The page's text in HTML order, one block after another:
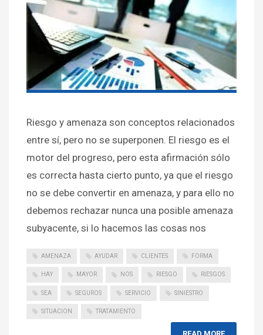
Riesgo y amenaza son conceptos relacionados
entre sí, pero no se superponen. El riesgo es el
motor del progreso, pero esta afirmación sólo
es correcta hasta cierto punto, ya que el riesgo
no se debe convertir en amenaza, y para ello no
debemos rechazar nunca una posible amenaza
subyacente, si lo hacemos las cosas nos
AMENAZA AYUDAR CLIENTES FORMA
HAY MAYOR NOS RIESGO RIESGOS
SEA SEGUROS SERVICIO SINIESTRO
SITUACION TRATAMIENTO